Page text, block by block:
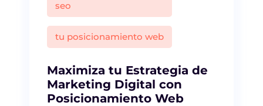
seo
tu posicionamiento web
Maximiza tu Estrategia de
Marketing Digital con
Posicionamiento Web